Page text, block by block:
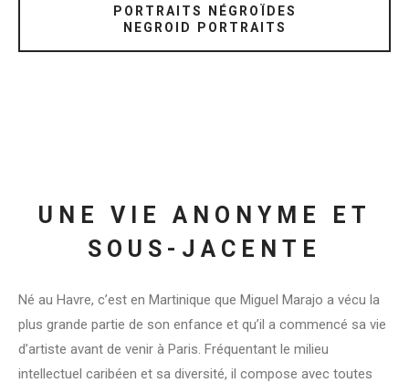
PORTRAITS NÉGROÏDES
NEGROID PORTRAITS
UNE VIE ANONYME ET
SOUS-JACENTE
Né au Havre, c’est en Martinique que Miguel Marajo a vécu la
plus grande partie de son enfance et qu’il a commencé sa vie
d’artiste avant de venir à Paris. Fréquentant le milieu
intellectuel caribéen et sa diversité, il compose avec toutes